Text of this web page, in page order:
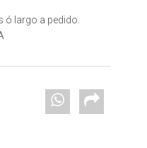
ó largo a pedido.